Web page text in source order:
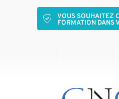
VOUS SOUHAITEZ
FORMATION DANS